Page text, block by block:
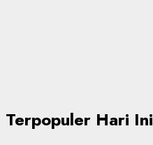
Terpopuler Hari Ini